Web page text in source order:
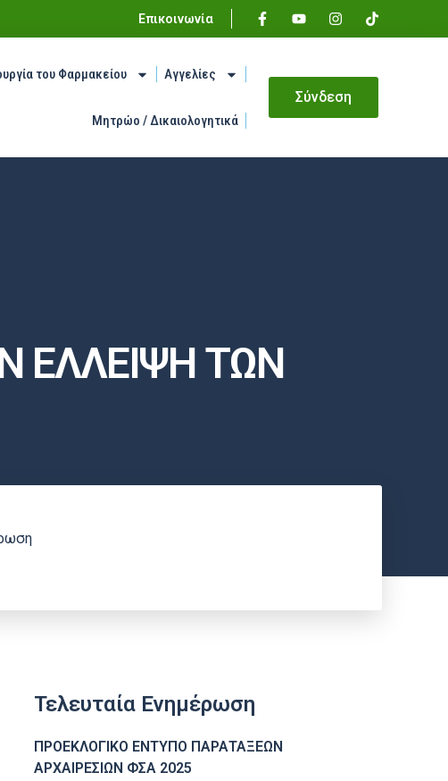
Επικοινωνία
του Φαρμακείου Αγγελίες
Μητρώο / Δικαιολογητικά
Σύνδεση
ΕΛΛΕΙΨΗ ΤΩΝ
Τελευταία Ενημέρωση
ΠΡΟΕΚΛΟΓΙΚΟ ΕΝΤΥΠΟ ΠΑΡΑΤΑΞΕΩΝ
ΑΡΧΑΙΡΕΣΙΩΝ ΦΣΑ 2025